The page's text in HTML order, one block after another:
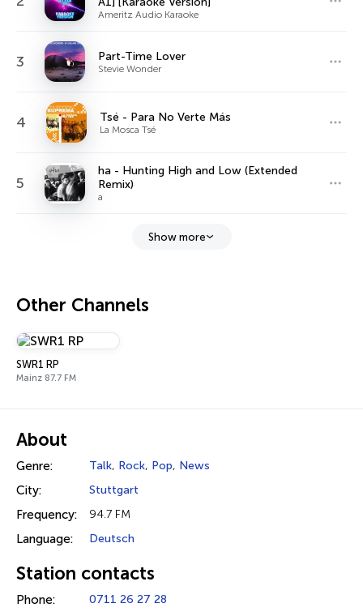
Ameritz Audio Karaoke
3 Part-Time Lover
Stevie Wonder
4 Tsé - Para No Verte Más
La Mosca Tsé
5
ha - Hunting High and Low (Extended
Remix)
a
Show more
Other Channels
SWR1 RP
Mainz 87.7 FM
About
Genre: Talk, Rock, Pop, News
City: Stuttgart
Frequency: 94.7 FM
Language: Deutsch
Station contacts
Phone: 0711 26 27 28